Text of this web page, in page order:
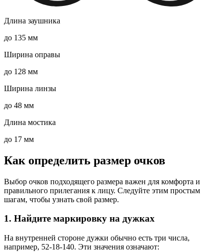
Длина заушника
до 135 мм
Ширина оправы
до 128 мм
Ширина линзы
до 48 мм
Длина мостика
до 17 мм
Как определить размер очков
Выбор очков подходящего размера важен для комфорта и
правильного прилегания к лицу. Следуйте этим простым
шагам, чтобы узнать свой размер.
1. Найдите маркировку на дужках
На внутренней стороне дужки обычно есть три числа,
например, 52-18-140. Эти значения означают: